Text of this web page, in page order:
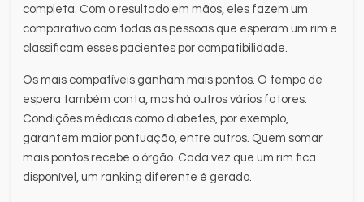
completa. Com o resultado em mãos, eles fazem um
comparativo com todas as pessoas que esperam um rim e
classificam esses pacientes por compatibilidade.
Os mais compatíveis ganham mais pontos. O tempo de
espera também conta, mas há outros vários fatores.
Condições médicas como diabetes, por exemplo,
garantem maior pontuação, entre outros. Quem somar
mais pontos recebe o órgão. Cada vez que um rim fica
disponível, um ranking diferente é gerado.